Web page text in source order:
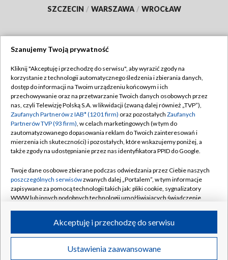
SZCZECIN / WARSZAWA / WROCŁAW
TVP
Abonament TVP
Emisja w TVP
Centrum informacji TVP
Naziemna Telewizja Cyfrowa
Rada Programowa
System NOS
Informacje o nadawcy
Program dla prasy
Regulamin TVP
Polityka prywatności
Moje zgody
Pomoc
Kontakt
Kanały
©2026 Telewizja Polska S.A. w likwidacji
Szanujemy Twoją prywatność
Kliknij "Akceptuję i przechodzę do serwisu", aby wyrazić zgody na
korzystanie z technologii automatycznego śledzenia i zbierania danych,
dostęp do informacji na Twoim urządzeniu końcowym i ich
przechowywanie oraz na przetwarzanie Twoich danych osobowych przez
nas, czyli Telewizję Polską S.A. w likwidacji (zwaną dalej również „TVP”),
Zaufanych Partnerów z IAB* (1201 firm) oraz pozostałych Zaufanych
Partnerów TVP (93 firm), w celach marketingowych (w tym do
zautomatyzowanego dopasowania reklam do Twoich zainteresowań i
mierzenia ich skuteczności) i pozostałych, które wskazujemy poniżej, a
także zgody na udostępnianie przez nas identyfikatora PPID do Google.
Twoje dane osobowe zbierane podczas odwiedzania przez Ciebie naszych
poszczególnych serwisówzwanych dalej „Portalem”, w tym informacje
zapisywane za pomocą technologii takich jak: pliki cookie, sygnalizatory
WWW lub innych podobnych technologii umożliwiających świadczenie
ruchu w Internecie.
Twoje dane osobowe zbierane podczas odwiedzania przez Ciebie
poszczególnych serwisówna Portalu, takie jak adresy IP, identyfikatory
Ustawienia zaawansowane
Akceptuję i przechodzę do serwisu